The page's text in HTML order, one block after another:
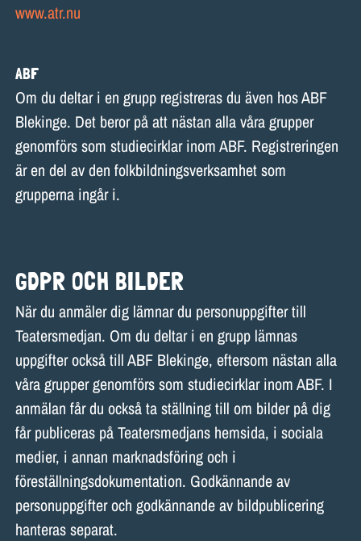
www.atr.nu
ABF
Om du deltar i en grupp registreras du även hos ABF
Blekinge. Det beror på att nästan alla våra grupper
genomförs som studiecirklar inom ABF. Registreringen
är en del av den folkbildningsverksamhet som
grupperna ingår i.
GDPR OCH BILDER
När du anmäler dig lämnar du personuppgifter till
Teatersmedjan. Om du deltar i en grupp lämnas
uppgifter också till ABF Blekinge, eftersom nästan alla
våra grupper genomförs som studiecirklar inom ABF. I
anmälan får du också ta ställning till om bilder på dig
får publiceras på Teatersmedjans hemsida, i sociala
medier, i annan marknadsföring och i
föreställningsdokumentation. Godkännande av
personuppgifter och godkännande av bildpublicering
hanteras separat.